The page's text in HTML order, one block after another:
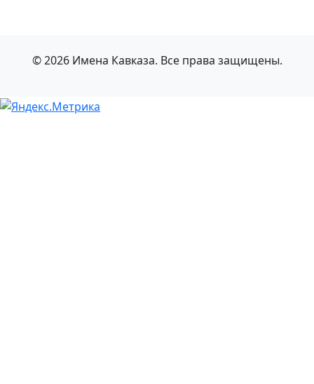
© 2026 Имена Кавказа. Все права защищены.